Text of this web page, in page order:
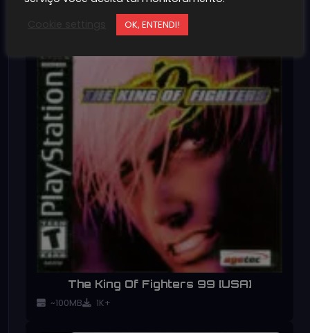
The King Of Fighters 99 [USA]
~100MB 1K+
OK, ENTENDI!